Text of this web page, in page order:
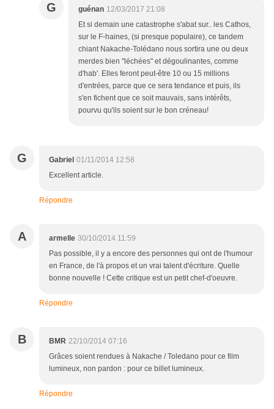
G guénan 12/03/2017 21:08
Et si demain une catastrophe s'abat sur.. les Cathos,
sur le F-haines, (si presque populaire), ce tandem
chiant Nakache-Tolédano nous sortira une ou deux
merdes bien "léchées" et dégoulinantes, comme
d'hab'. Elles feront peut-être 10 ou 15 millions
d'entrées, parce que ce sera tendance et puis, ils
s'en fichent que ce soit mauvais, sans intérêts,
pourvu qu'ils soient sur le bon créneau!
G Gabriel 01/11/2014 12:58
Excellent article.
Répondre
A armelle 30/10/2014 11:59
Pas possible, il y a encore des personnes qui ont de l'humour
en France, de l'à propos et un vrai talent d'écriture. Quelle
bonne nouvelle ! Cette critique est un petit chef-d'oeuvre.
Répondre
B BMR 22/10/2014 07:16
Grâces soient rendues à Nakache / Toledano pour ce film
lumineux, non pardon : pour ce billet lumineux.
Répondre